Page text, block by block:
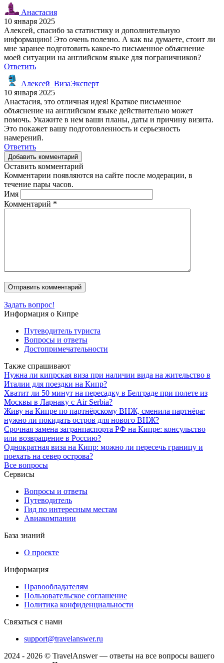
Анастасия
10 января 2025
Алексей, спасибо за статистику и дополнительную
информацию! Это очень полезно. А как вы думаете, стоит ли
мне заранее подготовить какое-то письменное объяснение
моей ситуации на английском языке для пограничников?
Ответить
Алексей_ВизаЭксперт
10 января 2025
Анастасия, это отличная идея! Краткое письменное
объяснение на английском языке действительно может
помочь. Укажите в нем ваши планы, даты и причину визита.
Это покажет вашу подготовленность и серьезность
намерений.
Ответить
Добавить комментарий
Оставить комментарий
Комментарии появляются на сайте после модерации, в
течение пары часов.
Имя
Комментарий *
Задать вопрос!
Информация о Кипре
Путеводитель туриста
Вопросы и ответы
Достопримечательности
Также спрашивают
Нужна ли кипрская виза при наличии вида на жительство в
Италии для поездки на Кипр?
Хватит ли 50 минут на пересадку в Белграде при полете из
Москвы в Ларнаку с Air Serbia?
Живу на Кипре по партнёрскому ВНЖ, сменила партнёра:
нужно ли покидать остров для нового ВНЖ?
Срочная замена загранпаспорта РФ на Кипре: консульство
или возвращение в Россию?
Однократная виза на Кипр: можно ли пересечь границу и
поехать на север острова?
Все вопросы
Сервисы
Вопросы и ответы
Путеводитель
Гид по интересным местам
Авиакомпании
База знаний
О проекте
Информация
Правообладателям
Пользовательское соглашение
Политика конфиденциальности
Связаться с нами
support@travelanswer.ru
2024 - 2026 © TravelAnswer — ответы на все вопросы вашего